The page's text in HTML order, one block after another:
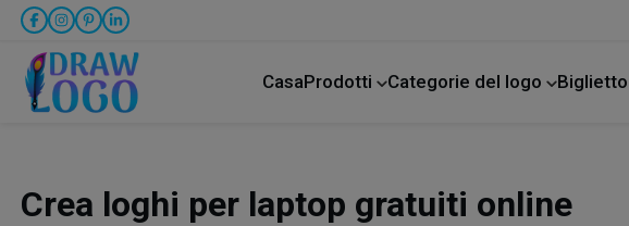
CasaProdotti Categorie del logo
Crea loghi per laptop gratuiti online